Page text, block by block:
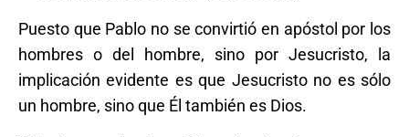
Puesto que Pablo no se convirtió en apóstol por los
hombres o del hombre, sino por Jesucristo, la
implicación evidente es que Jesucristo no es sólo
un hombre, sino que Él también es Dios.